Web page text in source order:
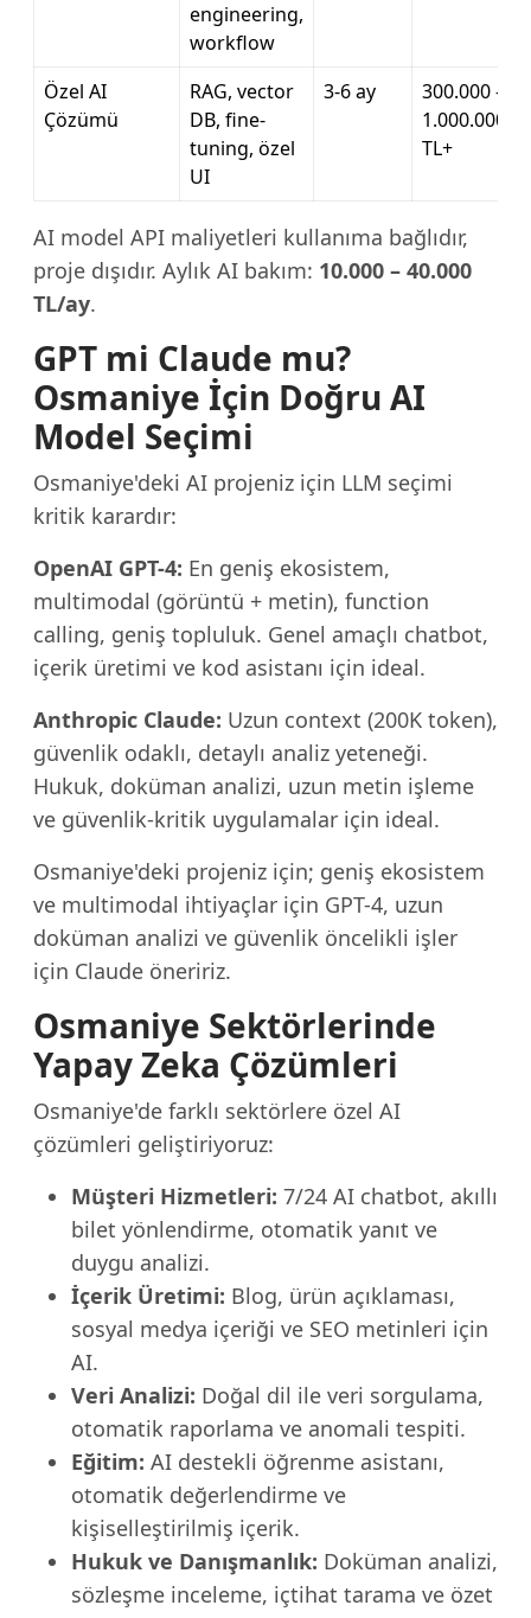
engineering,
workflow
Özel AI
Çözümü
RAG, vector
DB, fine-
tuning, özel
UI
3-6 ay
300.000 –
1.000.000
TL+
AI model API maliyetleri kullanıma bağlıdır,
proje dışıdır. Aylık AI bakım: 10.000 – 40.000
TL/ay.
GPT mi Claude mu?
Osmaniye İçin Doğru AI
Model Seçimi
Osmaniye'deki AI projeniz için LLM seçimi
kritik karardır:
OpenAI GPT-4: En geniş ekosistem,
multimodal (görüntü + metin), function
calling, geniş topluluk. Genel amaçlı chatbot,
içerik üretimi ve kod asistanı için ideal.
Anthropic Claude: Uzun context (200K token),
güvenlik odaklı, detaylı analiz yeteneği.
Hukuk, doküman analizi, uzun metin işleme
ve güvenlik-kritik uygulamalar için ideal.
Osmaniye'deki projeniz için; geniş ekosistem
ve multimodal ihtiyaçlar için GPT-4, uzun
doküman analizi ve güvenlik öncelikli işler
için Claude öneririz.
Osmaniye Sektörlerinde
Yapay Zeka Çözümleri
Osmaniye'de farklı sektörlere özel AI
çözümleri geliştiriyoruz:
Müşteri Hizmetleri: 7/24 AI chatbot, akıllı
bilet yönlendirme, otomatik yanıt ve
duygu analizi.
İçerik Üretimi: Blog, ürün açıklaması,
sosyal medya içeriği ve SEO metinleri için
AI.
Veri Analizi: Doğal dil ile veri sorgulama,
otomatik raporlama ve anomali tespiti.
Eğitim: AI destekli öğrenme asistanı,
otomatik değerlendirme ve
kişiselleştirilmiş içerik.
Hukuk ve Danışmanlık: Doküman analizi,
sözleşme inceleme, içtihat tarama ve özet